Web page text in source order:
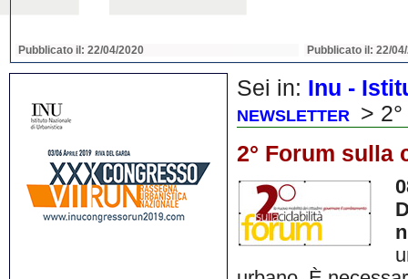
Pubblicato il: 22/04/2020 Pubblicato il: 22/
Sei in: Inu -
NEWSLETTER
>
2° Forum sulla